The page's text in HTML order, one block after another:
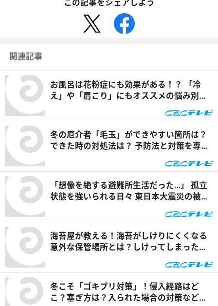
この記事をシェアしよう
関連記事
お風呂は花粉症にも効果がある！？ 「冷
え」や「肩こり」にもオススメの悩み別入
冬の厄介者「毛玉」ができやすい箇所は？
できた時の対処法は？ 予防法と対策を専門
「想像を絶する避難所生活だった…」 孤立
状態を強いられる日々 東日本大震災の被災
海苔屋が教える！海苔がしけりにくくなる
意外な保管場所とは？しけってしまった場
冬こそ「ゴキブリ対策」！侵入経路はど
こ？塞ぎ方は？入られた場合の対策など専